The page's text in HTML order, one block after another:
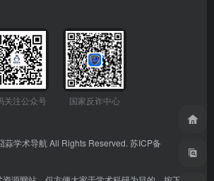
关注公众号 国家反诈中心
蒜学术导航 All Rights Reserved. 苏ICP备